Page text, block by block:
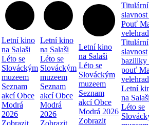
Letní kino
na Salaši
Léto se
Slováckým
muzeem
Seznam
akcí Obce
Modrá
2026
Zobrazit
Letní kino
na Salaši
Léto se
Slováckým
muzeem
Seznam
akcí Obce
Modrá
2026
Zobrazit
Letní kino
na Salaši
Léto se
Slováckým
muzeem
Seznam
akcí Obce
Modrá 2026
Zobrazit
Titulární
slavnost
Pouť
Titulární
slavnost
baziliky
pouť
Letní
na
Léto se